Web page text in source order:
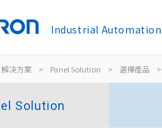
Industrial Automation
解决方案 > Panel Solution > 選擇產品 >
Solution